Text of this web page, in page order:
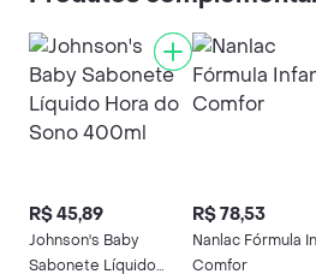
R$ 45,89
Johnson's Baby
Sabonete Líquido
R$ 78,53
Nanlac Fórmula
Comfor